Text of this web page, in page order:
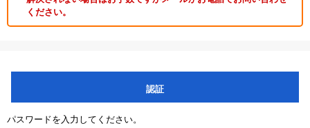
ください。
認証
パスワードを入力してください。